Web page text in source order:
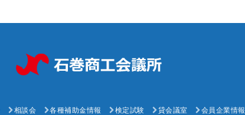
相談会 各種補助金情報 検定試験 貸会議室 会員企業情報